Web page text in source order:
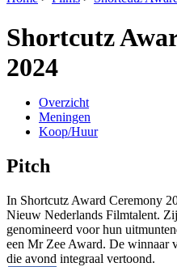
Shortcutz
2024
Overzicht
Meningen
Koop/Huur
Pitch
In Shortcutz Award Ceremony
Nieuw Nederlands Filmtalent.
genomineerd voor hun
een Mr Zee Award. De winnaar
die avond integraal vertoond.